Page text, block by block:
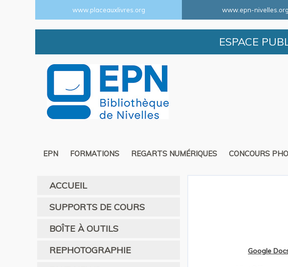
www.placeauxlivres.org www.epn-nivelles.org
ESPACE
EPN FORMATIONS REGARTS NUMÉRIQUES CONCOURS
ACCUEIL
SUPPORTS DE COURS
BOÎTE À OUTILS
REPHOTOGRAPHIE
Google